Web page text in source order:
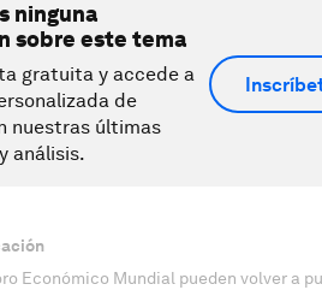
ninguna
sobre este tema
gratuita y accede a
de
nuestras últimas
análisis.
Económico Mundial pueden volver a